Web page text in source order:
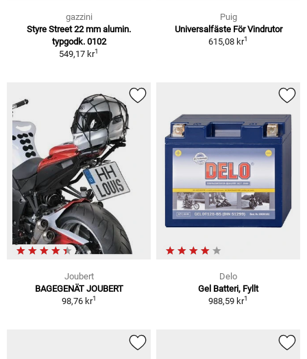
gazzini
Styre Street 22 mm alumin.
typgodk. 0102
549,17 kr1
Puig
Universalfäste För Vindrutor
615,08 kr1
Joubert
BAGEGENÄT JOUBERT
98,76 kr1
Delo
Gel Batteri, Fyllt
988,59 kr1